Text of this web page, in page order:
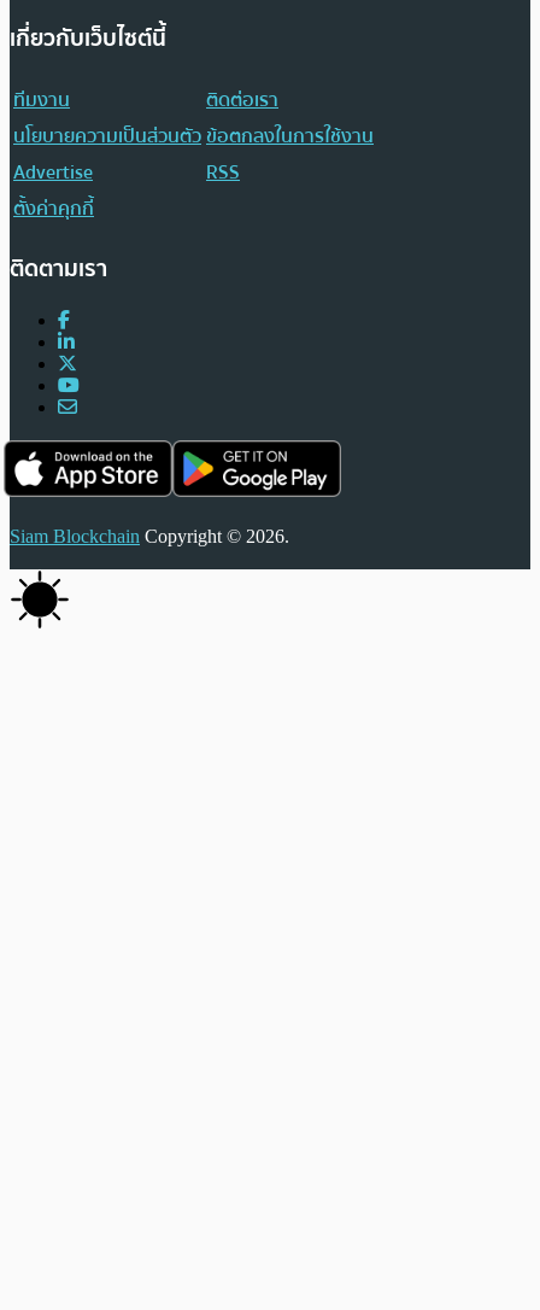
เกี่ยวกับเว็บไซต์นี้
ทีมงาน
ติดต่อเรา
นโยบายความเป็นส่วนตัวข้อตกลงในการใช้งาน
Advertise
RSS
ตั้งค่าคุกกี้
ติดตามเรา
Siam Blockchain Copyright © 2026.